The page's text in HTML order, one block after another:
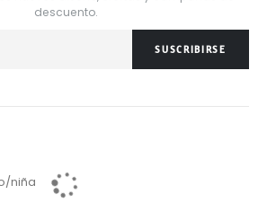
descuento.
SUSCRIBIRSE
niña